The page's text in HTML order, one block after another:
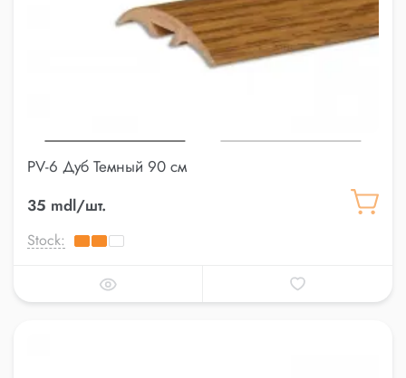
PV-6 Дуб Темный 90 см
35 mdl/шт.
Stock: